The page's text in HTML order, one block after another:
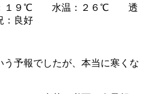
：１９℃ 水温：２６℃ 透
良好
予報でしたが、本当に寒くな